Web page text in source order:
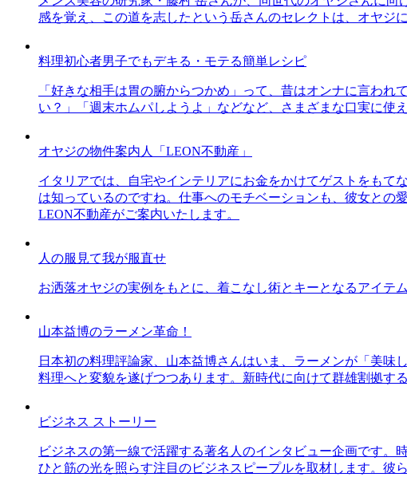
感を覚え、この道を志したという岳さんのセレクトは、オヤジ
料理初心者男子でもデキる・モテる簡単レシピ
「好きな相手は胃の腑からつかめ」って、昔はオンナに言わ
い？」「週末ホムパしようよ」などなど、さまざまな口実に使
オヤジの物件案内人「LEON不動産」
イタリアでは、自宅やインテリアにお金をかけてゲストをもて
は知っているのですね。仕事へのモチベーションも、彼女との
LEON不動産がご案内いたします。
人の服見て我が服直せ
お洒落オヤジの実例をもとに、着こなし術とキーとなるアイテ
山本益博のラーメン革命！
日本初の料理評論家、山本益博さんはいま、ラーメンが「美
料理へと変貌を遂げつつあります。新時代に向けて群雄割拠す
ビジネス ストーリー
ビジネスの第一線で活躍する著名人のインタビュー企画です
ひと筋の光を照らす注目のビジネスピープルを取材します。彼